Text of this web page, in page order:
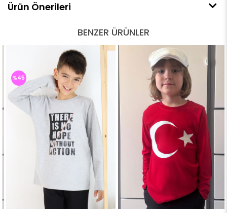
Ürün Önerileri
BENZER ÜRÜNLER
%45